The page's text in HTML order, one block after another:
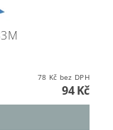
78 Kč bez DPH
94 Kč